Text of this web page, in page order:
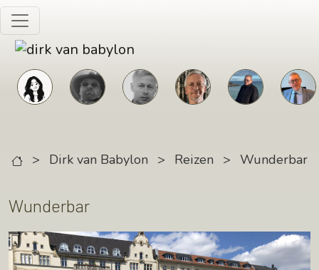
Skip to main content
> Dirk van Babylon > Reizen > Wunderbar
Wunderbar